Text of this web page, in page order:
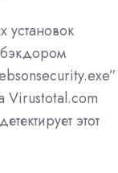
установок
Virustotal.com
этот